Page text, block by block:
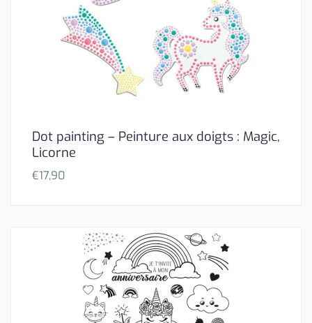
Dot painting – Peinture aux doigts : Magic,
Licorne
€17,90